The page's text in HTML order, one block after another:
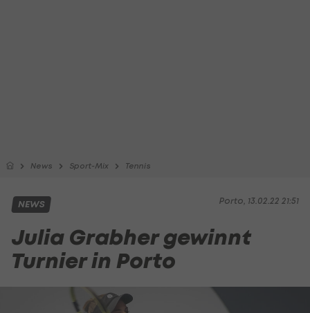
News Sport-Mix Tennis
Porto, 13.02.22 21:51
NEWS
Julia Grabher gewinnt
Turnier in Porto